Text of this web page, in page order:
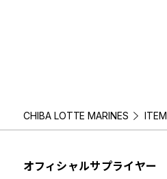
CHIBA LOTTE MARINES ITEM
オフィシャルサプライヤー